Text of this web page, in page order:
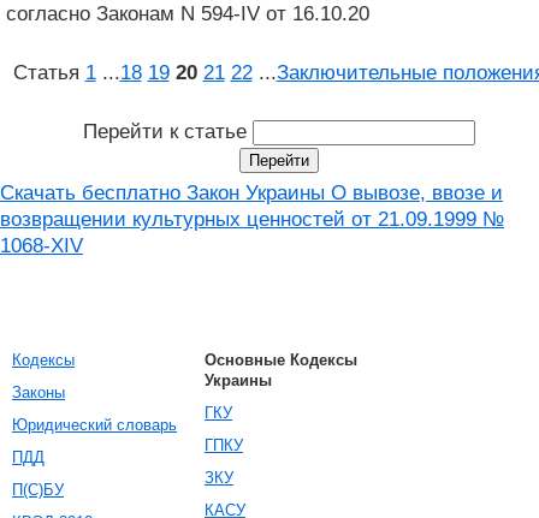
согласно Законам N 594-IV от 16.10.20
Статья 1 ...18 19 20 21 22 ...Заключительные
Перейти к статье
Скачать бесплатно Закон Украины О вывозе, ввозе и
возвращении культурных ценностей от 21.09.1999 №
1068-XIV
Кодексы
Законы
Юридический словарь
ПДД
П(С)БУ
Основные Кодексы
Украины
ГКУ
ГПКУ
ЗКУ
КАСУ